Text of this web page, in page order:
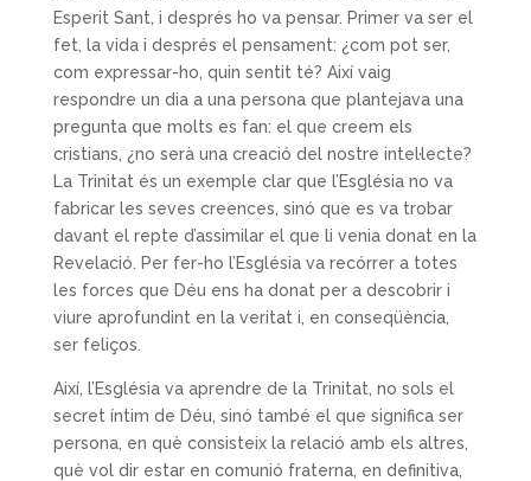
Esperit Sant, i després ho va pensar. Primer va ser el
fet, la vida i després el pensament: ¿com pot ser,
com expressar-ho, quin sentit té? Així vaig
respondre un dia a una persona que plantejava una
pregunta que molts es fan: el que creem els
cristians, ¿no serà una creació del nostre intel·lecte?
La Trinitat és un exemple clar que l’Església no va
fabricar les seves creences, sinó que es va trobar
davant el repte d’assimilar el que li venia donat en la
Revelació. Per fer-ho l’Església va recórrer a totes
les forces que Déu ens ha donat per a descobrir i
viure aprofundint en la veritat i, en conseqüència,
ser feliços.
Així, l’Església va aprendre de la Trinitat, no sols el
secret íntim de Déu, sinó també el que significa ser
persona, en què consisteix la relació amb els altres,
què vol dir estar en comunió fraterna, en definitiva,